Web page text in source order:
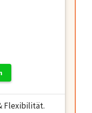
Flexibilität.